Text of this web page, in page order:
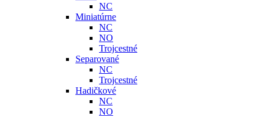
NC
Miniatúrne
NC
NO
Trojcestné
Separované
NC
Trojcestné
Hadičkové
NC
NO